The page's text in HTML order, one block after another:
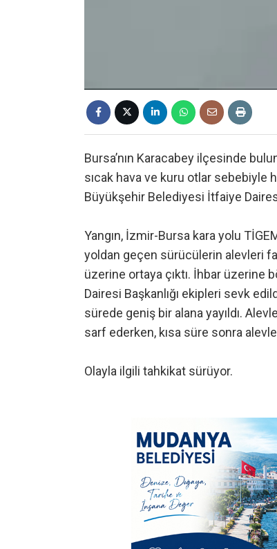
Bursa’nın Karacabey ilçesinde
sıcak hava ve kuru otlar sebebiyle
Büyükşehir Belediyesi İtfaiye
Yangın, İzmir-Bursa kara yolu
yoldan geçen sürücülerin alevleri
üzerine ortaya çıktı. İhbar üzerine
Dairesi Başkanlığı ekipleri sevk
sürede geniş bir alana yayıldı.
sarf ederken, kısa süre sonra
Olayla ilgili tahkikat sürüyor.